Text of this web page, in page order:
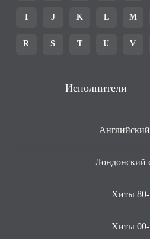
I J K L M
R S T U V
Исполнители
Лондонский
Хиты
Хиты